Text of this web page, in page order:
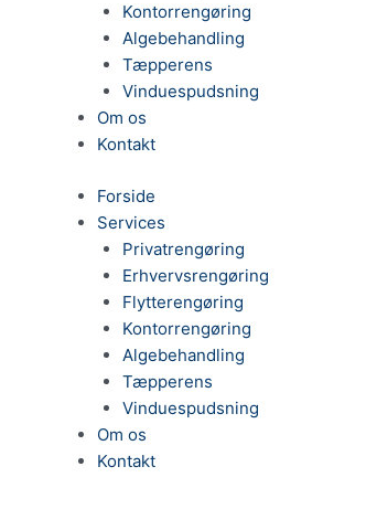
Kontorrengøring
Algebehandling
Tæpperens
Vinduespudsning
Om os
Kontakt
Forside
Services
Privatrengøring
Erhvervsrengøring
Flytterengøring
Kontorrengøring
Algebehandling
Tæpperens
Vinduespudsning
Om os
Kontakt